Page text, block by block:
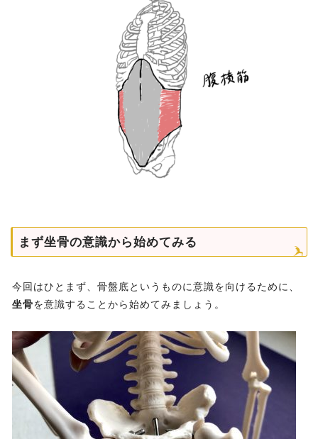
まず坐骨の意識から始めてみる
今回はひとまず、骨盤底というものに意識を向けるために、
坐骨を意識することから始めてみましょう。